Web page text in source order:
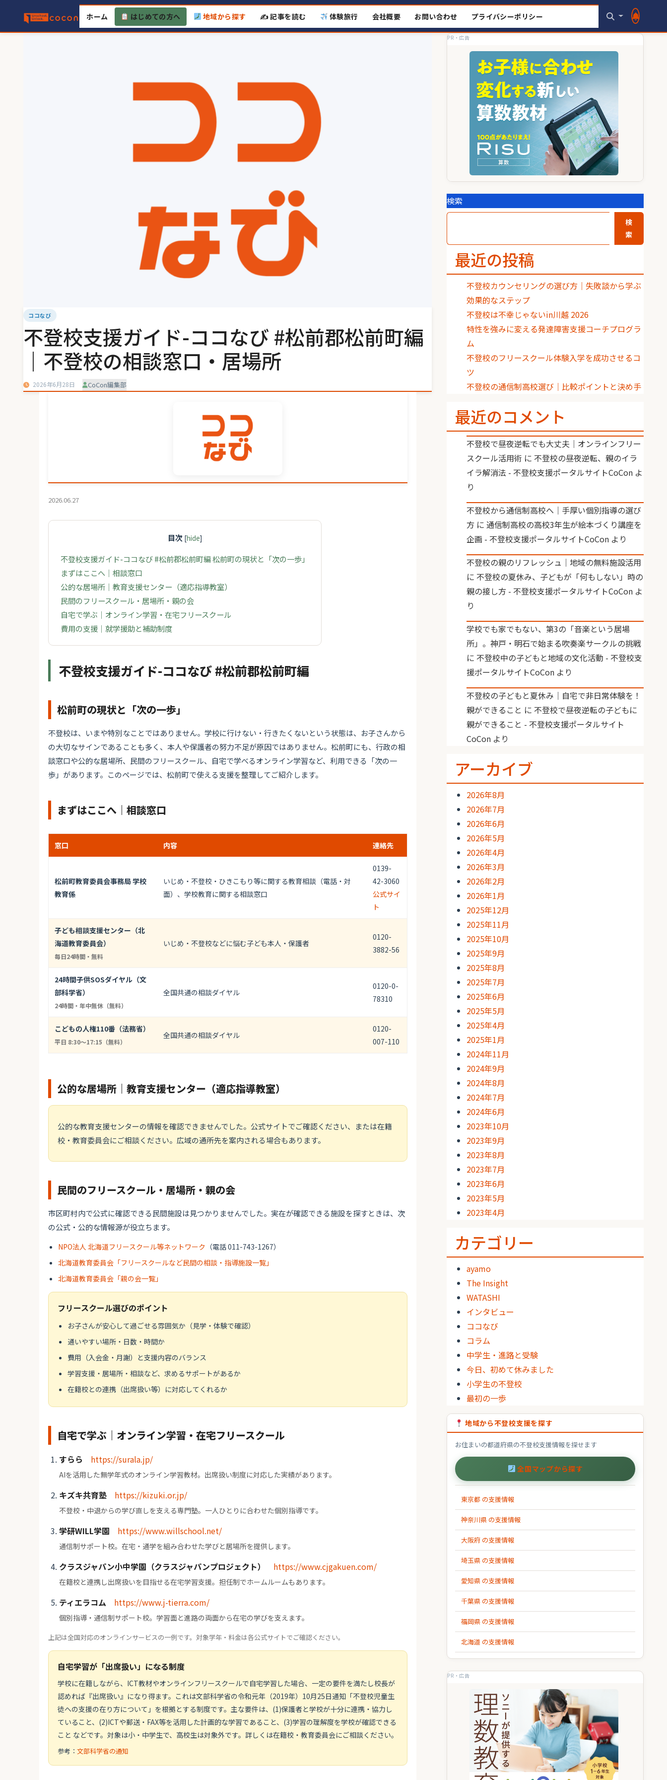
content
ホーム はじめての方へ 地域から探す ✍️ 記事を読む 体験旅行 会社概要 お問い合わせ プライバシーポリシー
ココなび
不登校支援ガイド-ココなび #松前郡松前町編
｜不登校の相談窓口・居場所
2026年6月28日 CoCon編集部
2026.06.27
目次 [hide]
不登校支援ガイド-ココなび #松前郡松前町編 松前町の現状と「次の一歩」
まずはここへ｜相談窓口
公的な居場所｜教育支援センター（適応指導教室）
民間のフリースクール・居場所・親の会
自宅で学ぶ｜オンライン学習・在宅フリースクール
費用の支援｜就学援助と補助制度
不登校支援ガイド-ココなび #松前郡松前町編
松前町の現状と「次の一歩」
不登校は、いまや特別なことではありません。学校に行けない・行きたくないという状態は、お子さんから
の大切なサインであることも多く、本人や保護者の努力不足が原因ではありません。松前町にも、行政の相
談窓口や公的な居場所、民間のフリースクール、自宅で学べるオンライン学習など、利用できる「次の一
歩」があります。このページでは、松前町で使える支援を整理してご紹介します。
まずはここへ｜相談窓口
窓口 内容 連絡先
松前町教育委員会事務局 学校
教育係
いじめ・不登校・ひきこもり等に関する教育相談（電話・対
面）、学校教育に関する相談窓口
0139-
42-3060
公式サイ
ト
子ども相談支援センター（北
海道教育委員会）
毎日24時間・無料
いじめ・不登校などに悩む子ども本人・保護者
0120-
3882-56
24時間子供SOSダイヤル（文
部科学省）
24時間・年中無休（無料）
全国共通の相談ダイヤル
0120-0-
78310
こどもの人権110番（法務省）
平日 8:30〜17:15（無料）
全国共通の相談ダイヤル
0120-
007-110
公的な居場所｜教育支援センター（適応指導教室）
公的な教育支援センターの情報を確認できませんでした。公式サイトでご確認ください、または在籍
校・教育委員会にご相談ください。広域の通所先を案内される場合もあります。
民間のフリースクール・居場所・親の会
市区町村内で公式に確認できる民間施設は見つかりませんでした。実在が確認できる施設を探すときは、次
の公式・公的な情報源が役立ちます。
NPO法人 北海道フリースクール等ネットワーク （電話 011-743-1267）
北海道教育委員会「フリースクールなど民間の相談・指導施設一覧」
北海道教育委員会「親の会一覧」
フリースクール選びのポイント
お子さんが安心して過ごせる雰囲気か（見学・体験で確認）
通いやすい場所・日数・時間か
費用（入会金・月謝）と支援内容のバランス
学習支援・居場所・相談など、求めるサポートがあるか
在籍校との連携（出席扱い等）に対応してくれるか
自宅で学ぶ｜オンライン学習・在宅フリースクール
すらら https://surala.jp/
AIを活用した無学年式のオンライン学習教材。出席扱い制度に対応した実績があります。
キズキ共育塾 https://kizuki.or.jp/
不登校・中退からの学び直しを支える専門塾。一人ひとりに合わせた個別指導です。
学研WILL学園 https://www.willschool.net/
通信制サポート校。在宅・通学を組み合わせた学びと居場所を提供します。
クラスジャパン小中学園（クラスジャパンプロジェクト） https://www.cjgakuen.com/
在籍校と連携し出席扱いを目指せる在宅学習支援。担任制でホームルームもあります。
ティエラコム https://www.j-tierra.com/
個別指導・通信制サポート校。学習面と進路の両面から在宅の学びを支えます。
上記は全国対応のオンラインサービスの一例です。対象学年・料金は各公式サイトでご確認ください。
自宅学習が「出席扱い」になる制度
学校に在籍しながら、ICT教材やオンラインフリースクールで自宅学習した場合、一定の要件を満たし校長が
認めれば『出席扱い』になり得ます。これは文部科学省の令和元年（2019年）10月25日通知「不登校児童生
徒への支援の在り方について」を根拠とする制度です。主な要件は、(1)保護者と学校が十分に連携・協力し
ていること、(2)ICTや郵送・FAX等を活用した計画的な学習であること、(3)学習の理解度を学校が確認できる
こと などです。対象は小・中学生で、高校生は対象外です。詳しくは在籍校・教育委員会にご相談ください。
参考： 文部科学省の通知
PR・広告
検索
検
索
最近の投稿
不登校カウンセリングの選び方｜失敗談から学ぶ
効果的なステップ
不登校は不幸じゃないin川越 2026
特性を強みに変える発達障害支援コーチプログラ
ム
不登校のフリースクール体験入学を成功させるコ
ツ
不登校の通信制高校選び｜比較ポイントと決め手
最近のコメント
不登校で昼夜逆転でも大丈夫｜オンラインフリー
スクール活用術 に 不登校の昼夜逆転、親のイラ
イラ解消法 - 不登校支援ポータルサイトCoCon よ
り
不登校から通信制高校へ｜手厚い個別指導の選び
方 に通信制高校の高校3年生が絵本づくり講座を
企画 - 不登校支援ポータルサイトCoCon より
不登校の親のリフレッシュ｜地域の無料施設活用
に 不登校の夏休み、子どもが「何もしない」時の
親の接し方 - 不登校支援ポータルサイトCoCon よ
り
学校でも家でもない、第3の「音楽という居場
所」。神戸・明石で始まる吹奏楽サークルの挑戦
に 不登校中の子どもと地域の文化活動 - 不登校支
援ポータルサイトCoCon より
不登校の子どもと夏休み｜自宅で非日常体験を！
親ができること に 不登校で昼夜逆転の子どもに
親ができること - 不登校支援ポータルサイト
CoCon より
アーカイブ
2026年8月
2026年7月
2026年6月
2026年5月
2026年4月
2026年3月
2026年2月
2026年1月
2025年12月
2025年11月
2025年10月
2025年9月
2025年8月
2025年7月
2025年6月
2025年5月
2025年4月
2025年1月
2024年11月
2024年9月
2024年8月
2024年7月
2024年6月
2023年10月
2023年9月
2023年8月
2023年7月
2023年6月
2023年5月
2023年4月
カテゴリー
ayamo
The Insight
WATASHI
インタビュー
ココなび
コラム
中学生・進路と受験
今日、初めて休みました
小学生の不登校
最初の一歩
地域から不登校支援を探す
お住まいの都道府県の不登校支援情報を探せます
全国マップから探す
東京都 の支援情報
神奈川県 の支援情報
大阪府 の支援情報
埼玉県 の支援情報
愛知県 の支援情報
千葉県 の支援情報
福岡県 の支援情報
北海道 の支援情報
PR・広告